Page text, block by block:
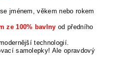
jménem, věkem nebo rokem
ze 100% bavlny od předního
technologií.
samolepky! Ale opravdový